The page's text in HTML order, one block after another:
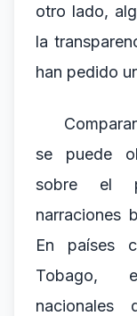
otro lado,
la
han pedido
se puede
sobre el
narraciones
En países
Tobago,
nacionales